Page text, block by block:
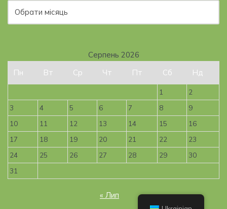
Серпень 2026
Пн
Вт Ср Чт Пт Сб Нд
1
2
3
4 5 6 7 8
9
10
11 12 13 14 15
16
17
18 19 20 21 22
23
24
25 26 27 28 29
30
31
« Лип